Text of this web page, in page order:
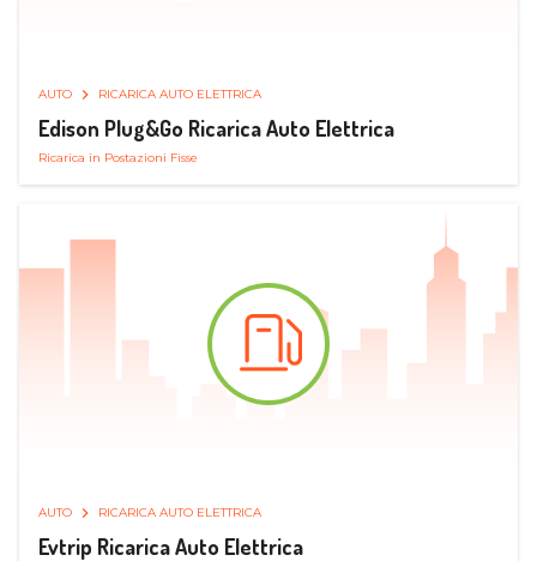
AUTO RICARICA AUTO ELETTRICA
Edison Plug&Go Ricarica Auto Elettrica
Ricarica in Postazioni Fisse
AUTO RICARICA AUTO ELETTRICA
Evtrip Ricarica Auto Elettrica